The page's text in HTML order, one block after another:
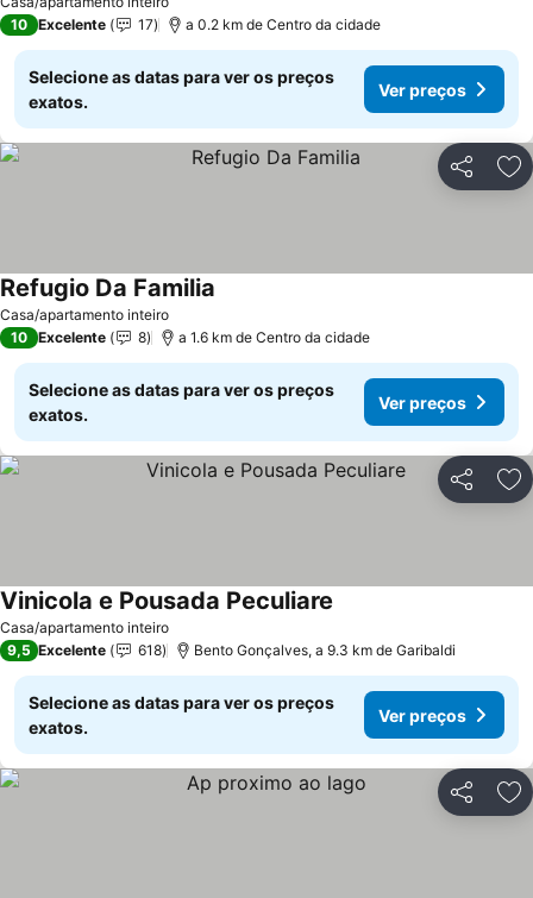
10 Excelente 17 a 0.2 km de Centro da cidade
Selecione as datas para ver os preços
exatos.
Ver preços
Partilhar
Casa/apartamento inteiro
Refugio Da Familia
10 Excelente 8 a 1.6 km de Centro da cidade
Selecione as datas para ver os preços
exatos.
Ver preços
Partilhar
Casa/apartamento inteiro
Vinicola e Pousada Peculiare
9,5 Excelente 618 Bento Gonçalves, a 9.3 km de Garibaldi
Selecione as datas para ver os preços
exatos.
Ver preços
Partilhar